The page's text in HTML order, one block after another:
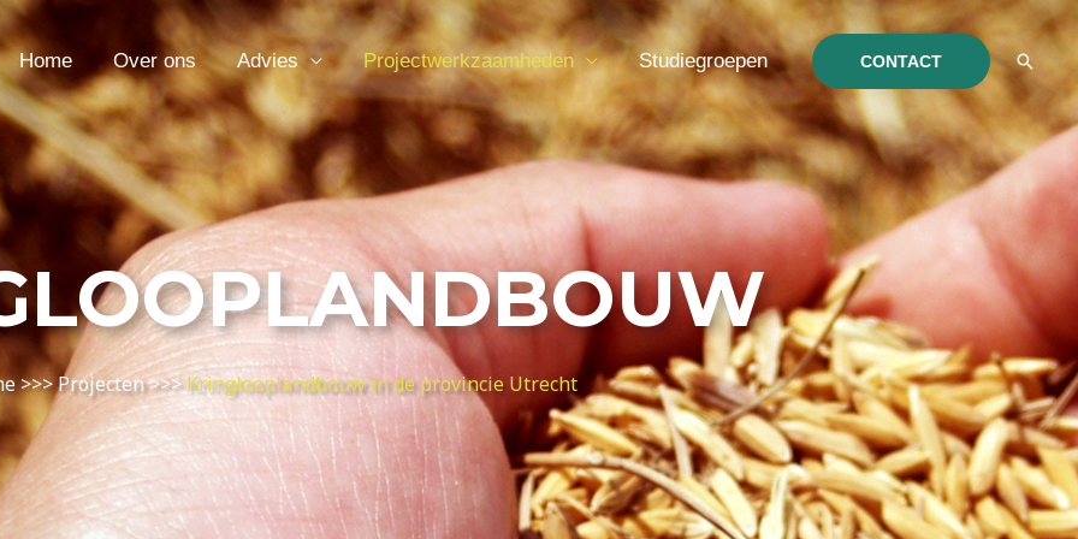
Home Over ons Advies Projectwerkzaamheden Studiegroepen CONTACT
>>>Projecten>>> Kringlooplandbouw in de provincie Utrecht